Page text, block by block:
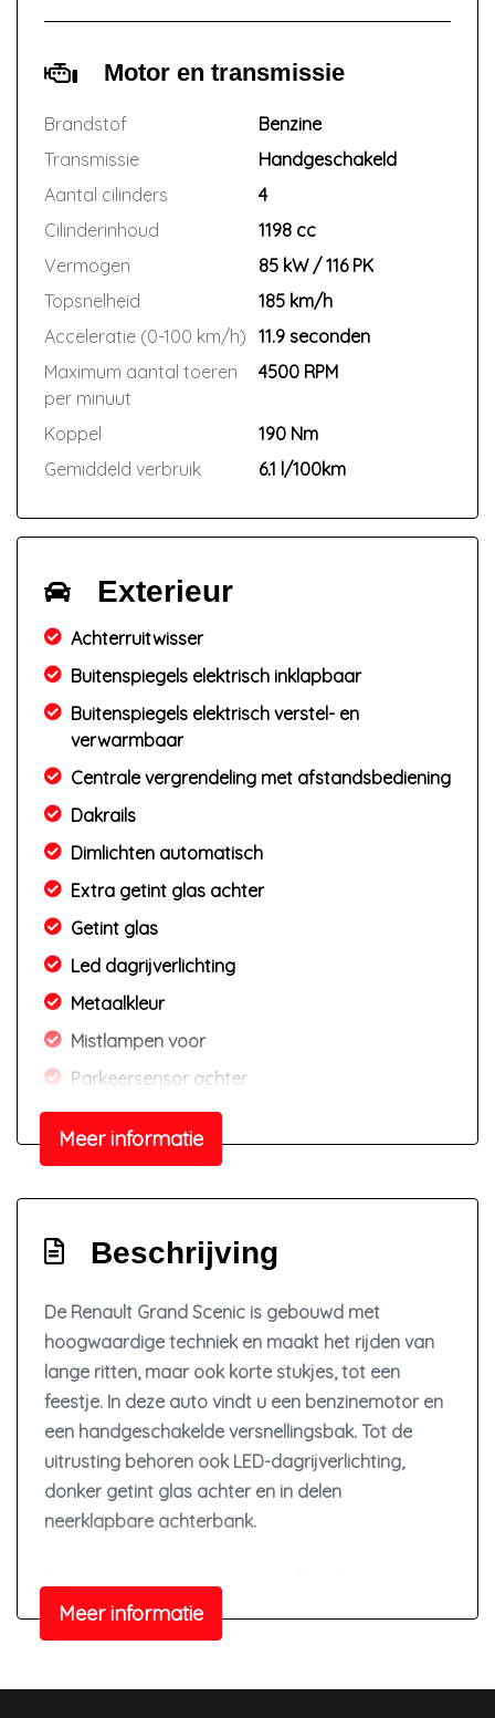
Motor en transmissie
Brandstof
Benzine
Transmissie
Handgeschakeld
Aantal cilinders
4
Cilinderinhoud
1198 cc
Vermogen
85 kW / 116 PK
Topsnelheid
185 km/h
Acceleratie (0-100 km/h) 11.9 seconden
Maximum aantal toeren
per minuut
4500 RPM
Koppel
190 Nm
Gemiddeld verbruik
6.1 l/100km
Exterieur
Achterruitwisser
Buitenspiegels elektrisch inklapbaar
Buitenspiegels elektrisch verstel- en
verwarmbaar
Centrale vergrendeling met afstandsbediening
Dakrails
Dimlichten automatisch
Extra getint glas achter
Getint glas
Led dagrijverlichting
Metaalkleur
Mistlampen voor
Parkeersensor achter
Trekhaak
Interieur
Airco
Electronic climate control
Elektrische ramen voor en achter
Lederen versnellingspook
Stuur leder
Stuur verstelbaar
Stuurbekrachtiging
Anti blokkeer systeem
Bestuurdersairbag
Bluetooth
Meer informatie
Beschrijving
De Renault Grand Scenic is gebouwd met
hoogwaardige techniek en maakt het rijden van
lange ritten, maar ook korte stukjes, tot een
feestje. In deze auto vindt u een benzinemotor en
een handgeschakelde versnellingsbak. Tot de
uitrusting behoren ook LED-dagrijverlichting,
donker getint glas achter en in delen
neerklapbare achterbank.
De auto is voorzien van een trekhaak en is een
uitstekende caravantrekker. Het
navigatiesysteem zorgt ervoor dat u altijd de
Meer informatie